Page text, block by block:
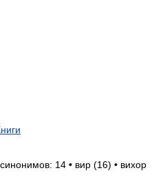
14 • вир (16) • вихор